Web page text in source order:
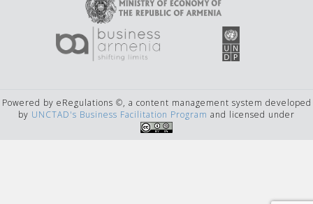
Powered by eRegulations ©, a content management system developed
by UNCTAD's Business Facilitation Program and licensed under